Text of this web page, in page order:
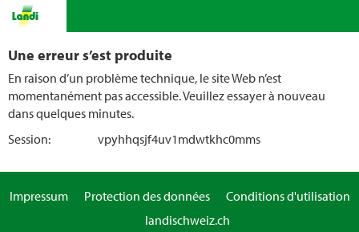
Une erreur s’est produite
En raison d’un problème technique, le site Web n’est
momentanément pas accessible. Veuillez essayer à nouveau
dans quelques minutes.
Session:
vpyhhqsjf4uv1mdwtkhc0mms
Impressum Protection des données
Conditions d'utilisation
landischweiz.ch